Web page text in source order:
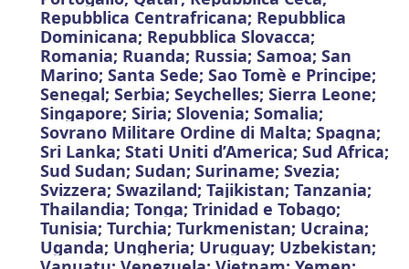
Repubblica Centrafricana; Repubblica
Dominicana; Repubblica Slovacca;
Romania; Ruanda; Russia; Samoa; San
Marino; Santa Sede; Sao Tomè e Principe;
Senegal; Serbia; Seychelles; Sierra Leone;
Singapore; Siria; Slovenia; Somalia;
Sovrano Militare Ordine di Malta; Spagna;
Sri Lanka; Stati Uniti d’America; Sud Africa;
Sud Sudan; Sudan; Suriname; Svezia;
Svizzera; Swaziland; Tajikistan; Tanzania;
Thailandia; Tonga; Trinidad e Tobago;
Tunisia; Turchia; Turkmenistan; Ucraina;
Uganda; Ungheria; Uruguay; Uzbekistan;